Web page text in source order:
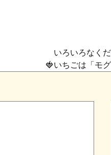
いろいろなくだものが出
🍓いちごは「モグモグパ